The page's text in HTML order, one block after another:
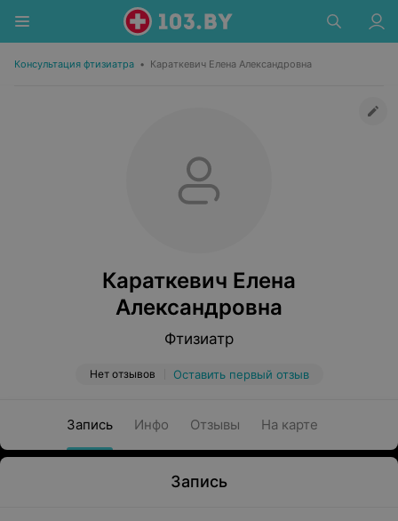
Консультация фтизиатра • Караткевич Елена Александровна
Караткевич Елена
Александровна
Фтизиатр
Нет отзывов Оставить первый отзыв
Запись Инфо Отзывы На карте
Запись